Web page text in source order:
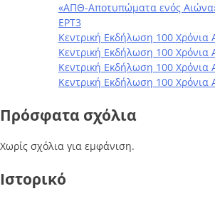
«ΑΠΘ-Αποτυπώματα ενός
ΕΡΤ3
Κεντρική Εκδήλωση 100 Χρόνια
Κεντρική Εκδήλωση 100 Χρόνια
Κεντρική Εκδήλωση 100 Χρόνια
Κεντρική Εκδήλωση 100 Χρόνια
Πρόσφατα σχόλια
Χωρίς σχόλια για εμφάνιση.
Ιστορικό